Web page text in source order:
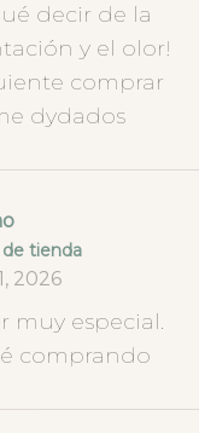
decir de la
y el olor!
comprar
dydados
tienda
2026
muy especial.
comprando